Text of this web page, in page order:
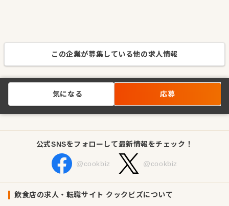
この企業が募集している他の求人情報
気になる 応募
公式SNSをフォローして最新情報をチェック！
@cookbiz @cookbiz
飲食店の求人・転職サイト クックビズについて